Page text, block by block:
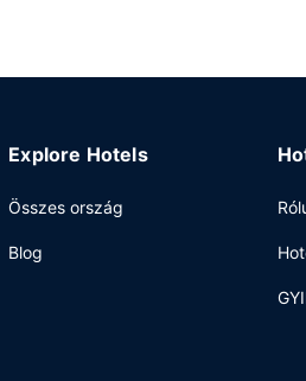
Explore Hotels
Összes ország
Blog